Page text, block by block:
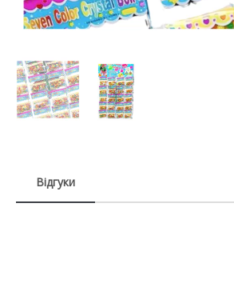
Відгуки